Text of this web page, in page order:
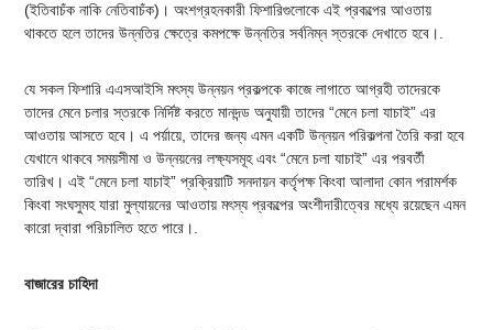
(ইতিবাচঁক নাকি নেতিবাচঁক)। অংশগ্রহনকারী ফিশারিগুলোকে এই প্রকল্পের আওতায়
থাকতে হলে তাদের উন্নতির ক্ষেত্রে কমপক্ষে উন্নতির সর্বনিম্ন স্তরকে দেখাতে হবে।.
যে সকল ফিশারি এএসআইসি মৎস্য উন্নয়ন প্রকল্পকে কাজে লাগাতে আগ্রহী তাদেরকে
তাদের মেনে চলার স্তরকে নির্দিষ্ট করতে মানদন্ড অনুযায়ী তাদের “মেনে চলা যাচাই” এর
আওতায় আসতে হবে। এ পর্য়ায়ে, তাদের জন্য এমন একটি উন্নয়ন পরিকল্পনা তৈরি করা হবে
যেখানে থাকবে সময়সীমা ও উন্নয়নের লক্ষ্যসমূহ এবং “মেনে চলা যাচাই” এর পরবর্তী
তারিখ। এই “মেনে চলা যাচাই” প্রক্রিয়াটি সনদায়ন কর্তৃপক্ষ কিংবা আলাদা কোন পরামর্শক
কিংবা সংঘসুমহ যারা মুল্যায়নের আওতায় মৎস্য প্রকল্পের অংশীদারীত্বের মধ্যে রয়েছেন এমন
কারো দ্বারা পরিচালিত হতে পারে।.
বাজারের চাহিদা